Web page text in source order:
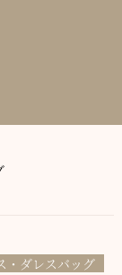
・ダレスバッグ